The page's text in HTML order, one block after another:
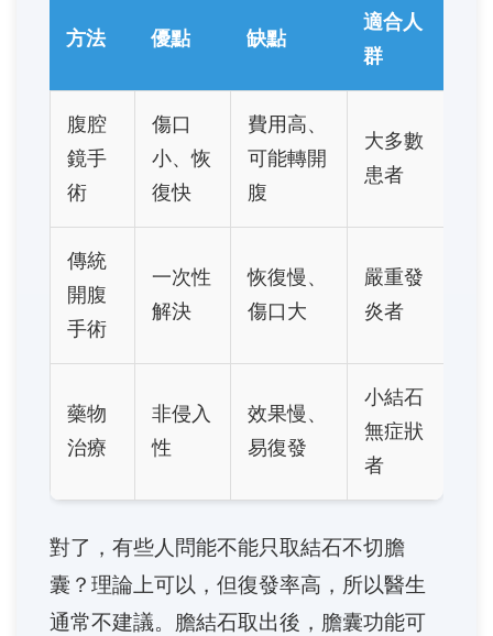
方法 優點 缺點
適合人
群
腹腔
鏡手
術
傷口
小、恢
復快
費用高、
可能轉開
腹
大多數
患者
傳統
開腹
手術
一次性
解決
恢復慢、
傷口大
嚴重發
炎者
藥物
治療
非侵入
性
效果慢、
易復發
小結石
無症狀
者
對了，有些人問能不能只取結石不切膽
囊？理論上可以，但復發率高，所以醫生
通常不建議。膽結石取出後，膽囊功能可